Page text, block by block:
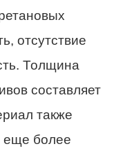
отсутствие
Толщина
составляет
также
еще более